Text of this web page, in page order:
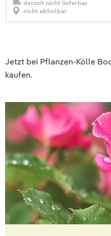
derzeit nicht lieferbar
nicht abholbar
Jetzt bei Pflanzen-Kölle
kaufen.